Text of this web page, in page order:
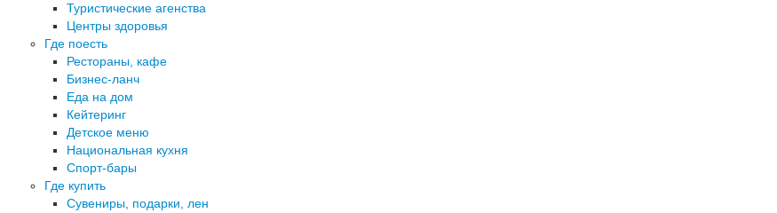
Туристические агенства
Центры здоровья
Где поесть
Рестораны, кафе
Бизнес-ланч
Еда на дом
Кейтеринг
Детское меню
Национальная кухня
Спорт-бары
Где купить
Сувениры, подарки, лен